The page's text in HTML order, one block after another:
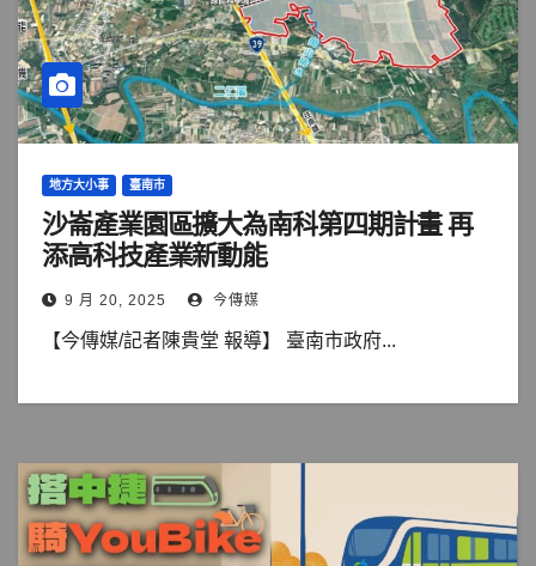
地方大小事 臺南市
沙崙產業園區擴大為南科第四期計畫 再
添高科技產業新動能
9 月 20, 2025 今傳媒
【今傳媒/記者陳貴堂 報導】 臺南市政府...